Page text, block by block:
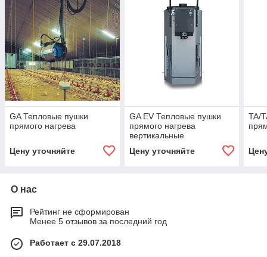
GA Тепловые пушки
прямого нагрева
Цену уточняйте
GA EV Тепловые пушки
прямого нагрева
вертикальные
Цену уточняйте
TA/
О нас
Рейтинг не сформирован
Менее 5 отзывов за последний год
Работает с 29.07.2018